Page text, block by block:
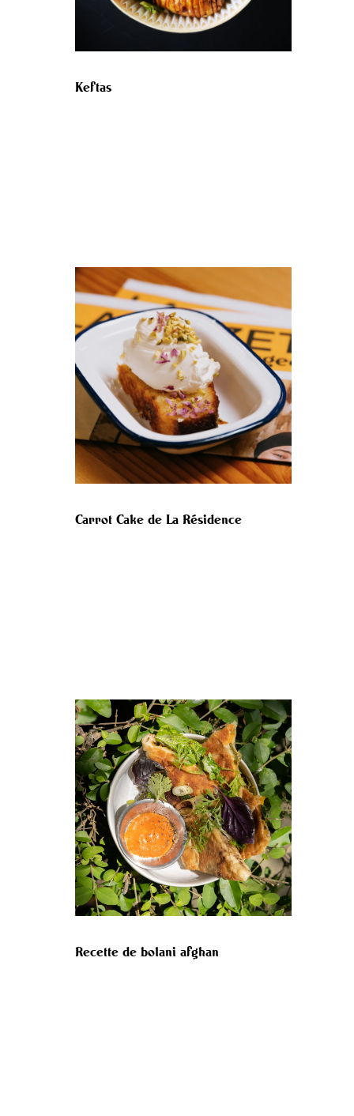
Keftas
Carrot Cake de La Résidence
Recette de bolani afghan